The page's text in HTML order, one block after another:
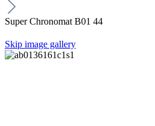
Super Chronomat B01 44
Skip image gallery